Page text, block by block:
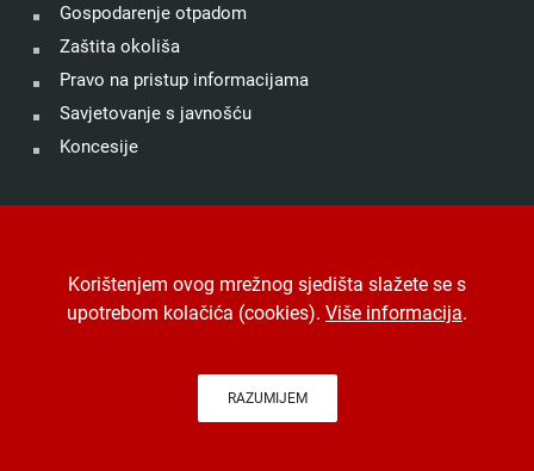
Gospodarenje otpadom
Zaštita okoliša
Pravo na pristup informacijama
Savjetovanje s javnošću
Koncesije
Digitalna pristupačnost.Jedinstveni digitalni pristupnik
Izrada, hosting i održavanjeDesk.hr.
Na vrh
Korištenjem ovog mrežnog sjedišta slažete se s
upotrebom kolačića (cookies). Više informacija.
RAZUMIJEM